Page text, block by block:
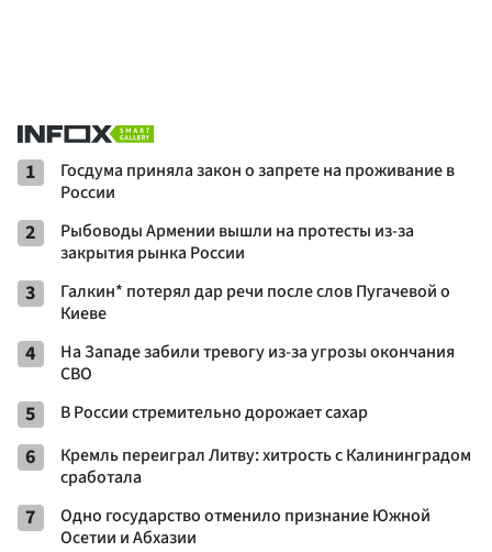
1
Госдума приняла закон о запрете на проживание в
России
2
Рыбоводы Армении вышли на протесты из-за
закрытия рынка России
3
Галкин* потерял дар речи после слов Пугачевой о
Киеве
4
На Западе забили тревогу из-за угрозы окончания
СВО
5 В России стремительно дорожает сахар
6
Кремль переиграл Литву: хитрость с Калининградом
сработала
7
Одно государство отменило признание Южной
Осетии и Абхазии